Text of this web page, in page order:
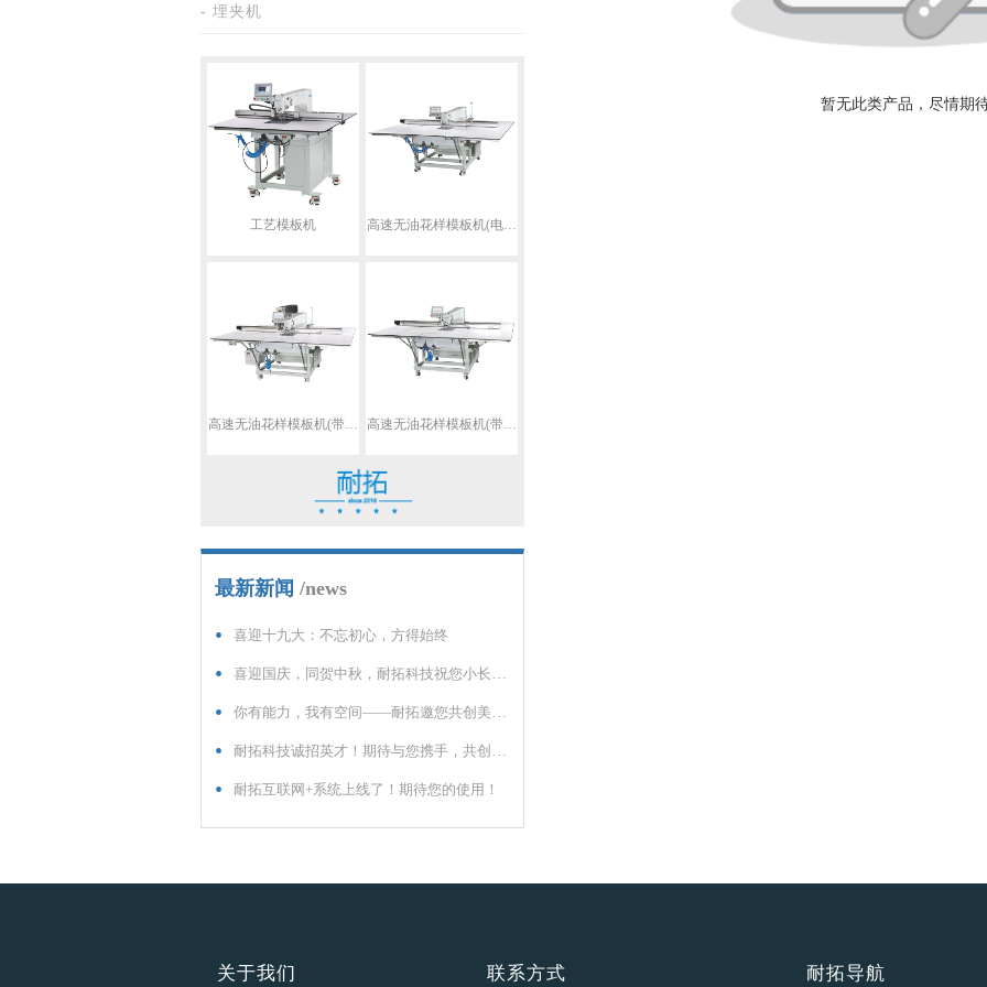
- 埋夹机
工艺模板机 高速无油花样模板机(电动驱动中压脚)
高速无油花样模板机(带激光切割装置) 高速无油花样模板机(带画笔功能)
最新新闻 /news
• 喜迎十九大：不忘初心，方得始终
• 喜迎国庆，同贺中秋，耐拓科技祝您小长假乐不停！
• 你有能力，我有空间——耐拓邀您共创美好未来
• 耐拓科技诚招英才！期待与您携手，共创美好明天
• 耐拓互联网+系统上线了！期待您的使用！
暂无此类产品，尽情期
关于我们 联系方式 耐拓导航